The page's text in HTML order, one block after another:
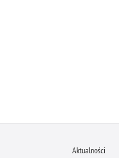
Aktualności